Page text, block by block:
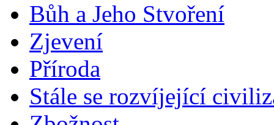
Bůh a Jeho Stvoření
Zjevení
Příroda
Stále se rozvíjející